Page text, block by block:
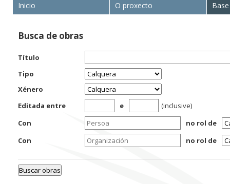
Inicio O proxecto
Busca de obras
Título
Tipo
Xénero
Editada entre
e
(inclusive)
Con
no rol de
Con
no rol de